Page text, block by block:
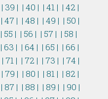
| 39 | | 40 | | 41 | | 42 |
| 47 | | 48 | | 49 | | 50 |
| 55 | | 56 | | 57 | | 58 |
| 63 | | 64 | | 65 | | 66 |
| 71 | | 72 | | 73 | | 74 |
| 79 | | 80 | | 81 | | 82 |
| 87 | | 88 | | 89 | | 90 |